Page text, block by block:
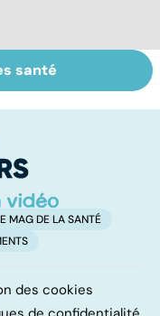
: le
d'une
santé
MAG DE LA SANTÉ
des cookies